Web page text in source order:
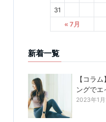
31
« 7月
新着一覧
【コラ
ングで
2023年1